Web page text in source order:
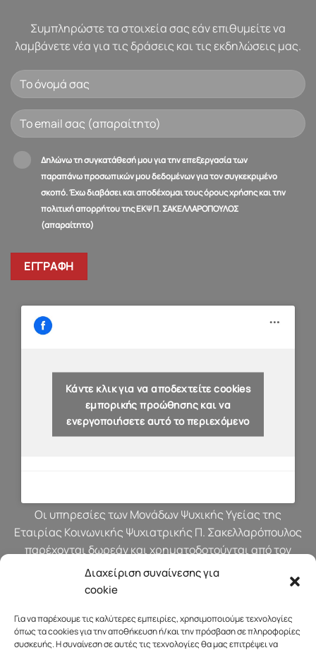
Διαχείριση συναίνεσης για
cookie
Για να παρέχουμε τις καλύτερες εμπειρίες, χρησιμοποιούμε τεχνολογίες
όπως τα cookies για την αποθήκευση ή/και την πρόσβαση σε πληροφορίες
συσκευής. Η συναίνεση σε αυτές τις τεχνολογίες θα μας επιτρέψει να
Συμπληρώστε τα στοιχεία σας εάν επιθυμείτε να
λαμβάνετε νέα για τις δράσεις και τις εκδηλώσεις μας.
Δηλώνω τη συγκατάθεσή μου για την επεξεργασία των
παραπάνω προσωπικών μου δεδομένων για τον συγκεκριμένο
σκοπό. Έχω διαβάσει και αποδέχομαι τους όρους χρήσης και την
πολιτική απορρήτου της ΕΚΨ Π. ΣΑΚΕΛΛΑΡΟΠΟΥΛΟΣ
(απαραίτητο)
Κάντε κλικ για να αποδεχτείτε cookies
εμπορικής προώθησης και να
ενεργοποιήσετε αυτό το περιεχόμενο
Οι υπηρεσίες των Μονάδων Ψυχικής Υγείας της
Εταιρίας Κοινωνικής Ψυχιατρικής Π. Σακελλαρόπουλος
παρέχονται δωρεάν και χρηματοδοτούνται από τον
προϋπολογισμό του Υπουργείου Υγείας.